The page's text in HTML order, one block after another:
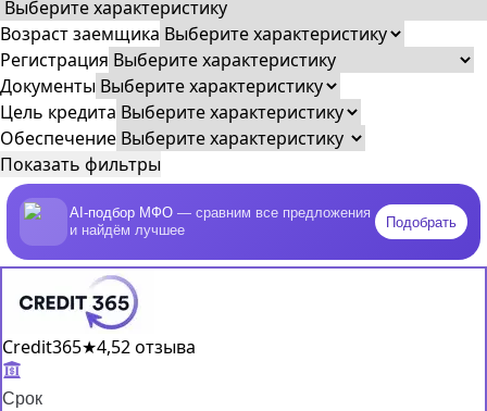
Возраст заемщика
Регистрация
Документы
Цель кредита
Обеспечение
Показать фильтры
AI-подбор МФО — сравним все предложения
и найдём лучшее
Подобрать
Credit365★4,52 отзыва
Срок